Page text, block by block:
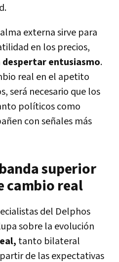
externa sirve para
en los precios,
despertar entusiasmo.
real en el apetito
será necesario que los
políticos como
con señales más
superior
cambio real
del Delphos
sobre la evolución
tanto bilateral
de las expectativas